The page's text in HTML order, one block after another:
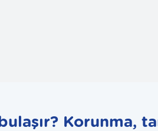
Korunma,